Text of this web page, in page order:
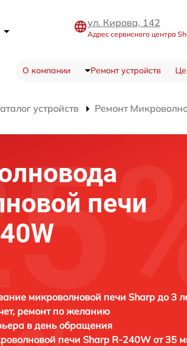
ул. Кирова, 142
Адрес сервисного центра
О компании Ремонт устройств
устройств Ремонт
печи
микроволновой печи Sharp до 3
ремонт по желанию
в день обращения
печи Sharp R-240W от 35